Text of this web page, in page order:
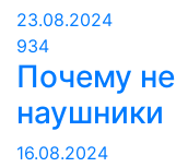
23.08.2024
934
Почему
наушники
16.08.2024